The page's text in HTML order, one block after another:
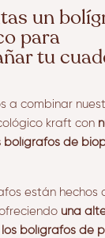
un
para
tu
a combinar
kraft con
bolígrafos de
están hechos
una
bolígrafos de